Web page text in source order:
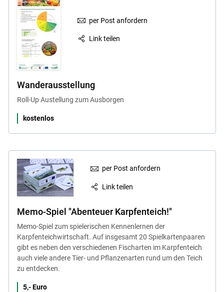
per Post anfordern
Link teilen
Wanderausstellung
Roll-Up Austellung zum Ausborgen
kostenlos
per Post anfordern
Link teilen
Memo-Spiel "Abenteuer Karpfenteich!"
Memo-Spiel zum spielerischen Kennenlernen der
Karpfenteichwirtschaft. Auf insgesamt 20 Spielkartenpaaren
gibt es neben den verschiedenen Fischarten im Karpfenteich
auch viele andere Tier- und Pflanzenarten rund um den Teich
zu entdecken.
5,- Euro